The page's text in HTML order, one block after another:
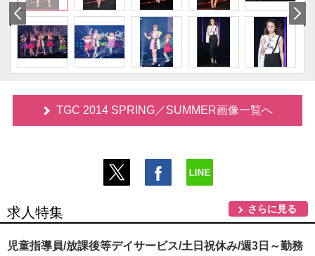
TGC 2014 SPRING／SUMMER画像一覧へ
求人特集 さらに見る
児童指導員/放課後等デイサービス/土日祝休み/週3日～勤務